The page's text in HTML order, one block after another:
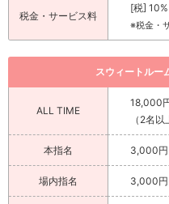
税金・サービス料
[税]
※税金・
スウィートル
ALL TIME
18,000
（2名
本指名 3,000円
場内指名 3,000円